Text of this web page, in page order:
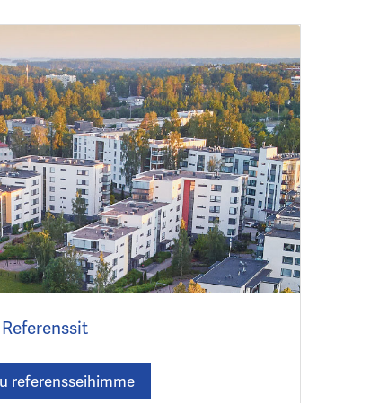
Referenssit
referensseihimme